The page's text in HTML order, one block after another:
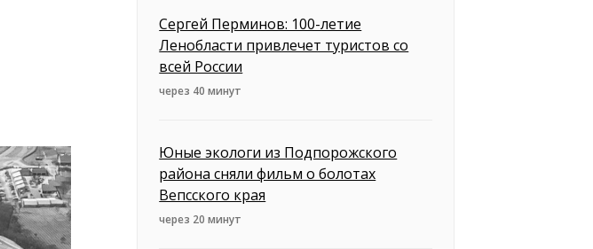
Сергей Перминов: 100-летие
Ленобласти привлечет туристов со
всей России
через 40 минут
Юные экологи из Подпорожского
района сняли фильм о болотах
Вепсского края
через 20 минут